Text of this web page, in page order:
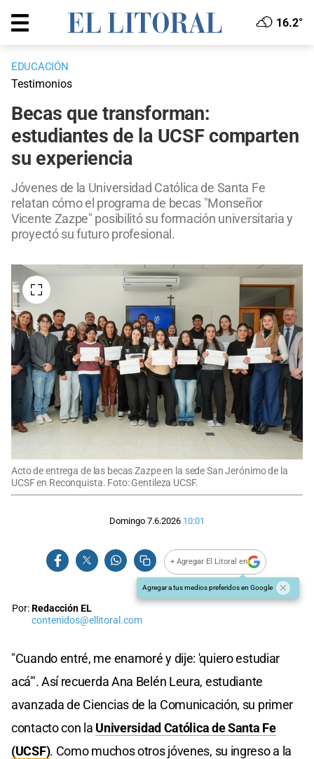
16.2°
EDUCACIÓN
Testimonios
Becas que transforman:
estudiantes de la UCSF comparten
su experiencia
Jóvenes de la Universidad Católica de Santa Fe
relatan cómo el programa de becas "Monseñor
Vicente Zazpe" posibilitó su formación universitaria y
proyectó su futuro profesional.
Acto de entrega de las becas Zazpe en la sede San Jerónimo de la
UCSF en Reconquista. Foto: Gentileza UCSF.
Domingo 7.6.2026 10:01
+ Agregar El Litoral en
Agregar a tus medios preferidos en Google
Por:Redacción EL
contenidos@ellitoral.com
"Cuando entré, me enamoré y dije: 'quiero estudiar
acá'". Así recuerda Ana Belén Leura, estudiante
avanzada de Ciencias de la Comunicación, su primer
contacto con la Universidad Católica de Santa Fe
(UCSF). Como muchos otros jóvenes, su ingreso a la